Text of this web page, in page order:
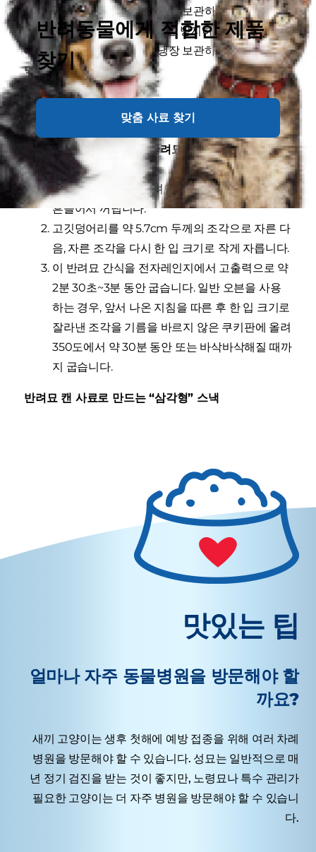
반려동물에게 적합한 제품
찾기
맞춤 사료 찾기
이 홈메이드 반려묘 간식은 냉동 보관하면 안 됩니다.
신선도를 유지하고 상하는 것을 방지하기 위해 구운 홈
메이드 반려묘 간식은 모두 냉장 보관하고 5~7일 내에
먹어야 합니다.
만드는 양: 반려묘 간식 약 12회 분량
반려묘 캔 사료로 만드는 반려묘 간식
캔을 열고 캔 안의 반려묘 사료 중 고깃덩어리를
흔들어서 꺼냅니다.
고깃덩어리를 약 5.7cm 두께의 조각으로 자른 다
음, 자른 조각을 다시 한 입 크기로 작게 자릅니다.
이 반려묘 간식을 전자레인지에서 고출력으로 약
2분 30초~3분 동안 굽습니다. 일반 오븐을 사용
하는 경우, 앞서 나온 지침을 따른 후 한 입 크기로
잘라낸 조각을 기름을 바르지 않은 쿠키판에 올려
350도에서 약 30분 동안 또는 바삭바삭해질 때까
지 굽습니다.
반려묘 캔 사료로 만드는 “삼각형” 스낵
맛있는 팁
얼마나 자주 동물병원을 방문해야 할
까요?
새끼 고양이는 생후 첫해에 예방 접종을 위해 여러 차례
병원을 방문해야 할 수 있습니다. 성묘는 일반적으로 매
년 정기 검진을 받는 것이 좋지만, 노령묘나 특수 관리가
필요한 고양이는 더 자주 병원을 방문해야 할 수 있습니
다.